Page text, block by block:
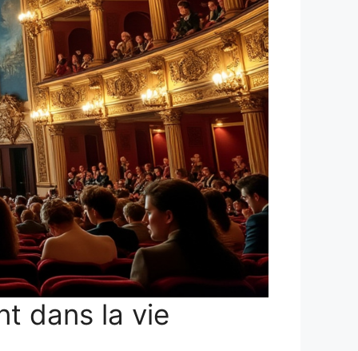
dans la vie